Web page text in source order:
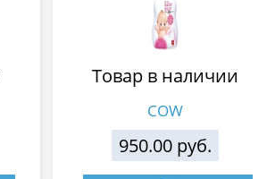
Товар в наличии
COW
950.00 руб.